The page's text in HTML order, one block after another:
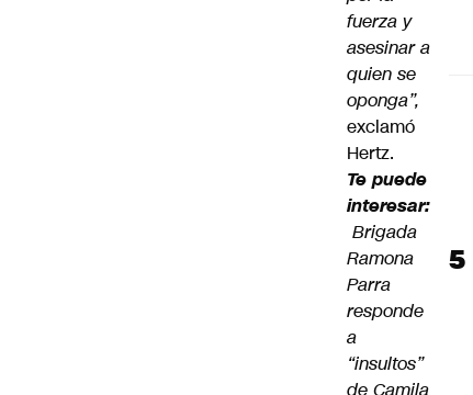
fuerza y
asesinar a
quien se
oponga”,
exclamó
Hertz.
Te puede
interesar:
Brigada
Ramona
Parra
responde
a
“insultos”
de Camila